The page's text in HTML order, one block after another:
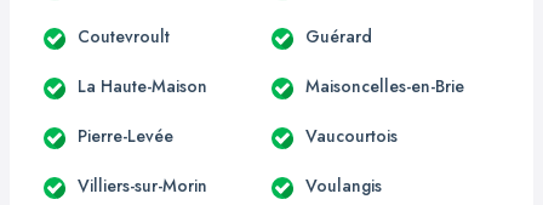
Coutevroult Guérard
La Haute-Maison Maisoncelles-en-Brie
Pierre-Levée Vaucourtois
Villiers-sur-Morin Voulangis